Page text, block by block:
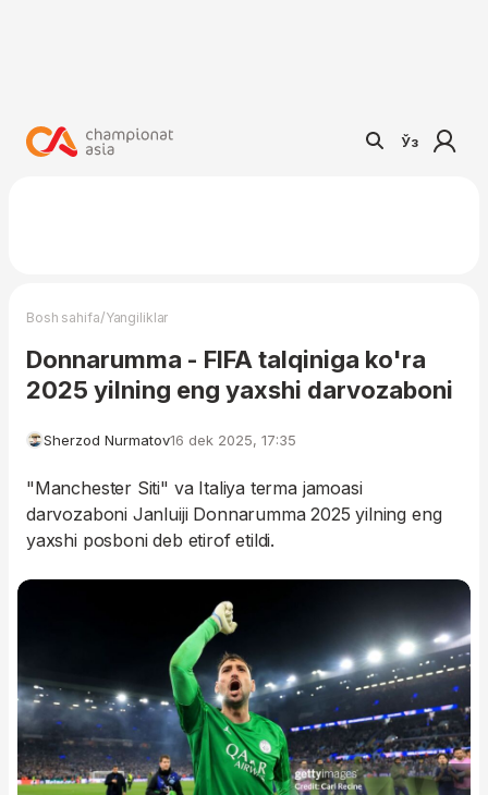
Ўз
Bosh sahifa/Yangiliklar
Donnarumma - FIFA talqiniga ko'ra
2025 yilning eng yaxshi darvozaboni
Sherzod Nurmatov16 dek 2025, 17:35
"Manchester Siti" va Italiya terma jamoasi
darvozaboni Janluiji Donnarumma 2025 yilning eng
yaxshi posboni deb etirof etildi.